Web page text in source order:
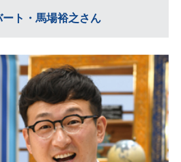
ト・馬場裕之さん